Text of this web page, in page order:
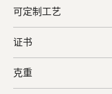
可定制工艺
证书
克重